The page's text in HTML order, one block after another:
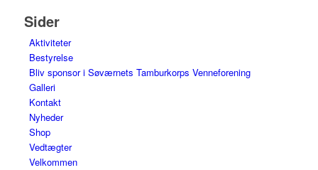
Sider
Aktiviteter
Bestyrelse
Bliv sponsor i Søværnets Tamburkorps Venneforening
Galleri
Kontakt
Nyheder
Shop
Vedtægter
Velkommen